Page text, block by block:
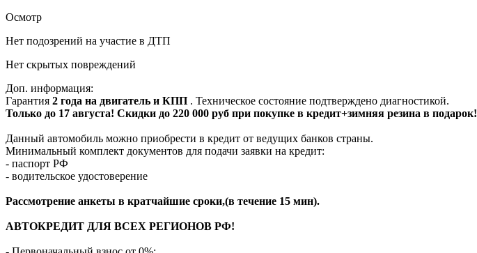
Осмотр
Нет подозрений на участие в ДТП
Нет скрытых повреждений
Доп. информация:
Гарантия 2 года на двигатель и КПП . Техническое состояние подтверждено диагностикой.
Только до 17 августа! Скидки до 220 000 руб при покупке в кредит+зимняя резина в подарок!
Данный автомобиль можно приобрести в кредит от ведущих банков страны.
Минимальный комплект документов для подачи заявки на кредит:
- паспорт РФ
- водительское удостоверение
Рассмотрение анкеты в кратчайшие сроки,(в течение 15 мин).
АВТОКРЕДИТ ДЛЯ ВСЕХ РЕГИОНОВ РФ!